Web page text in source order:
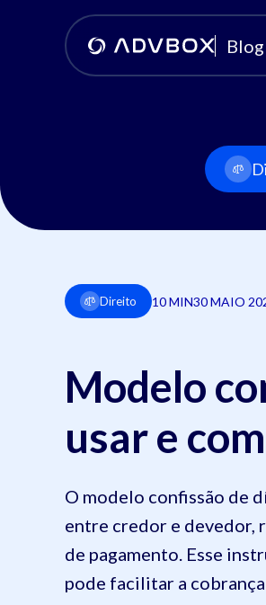
Blog
Direito 10 MIN30 MAIO
Modelo
usar e
O modelo confissão de
entre credor e devedor,
de pagamento. Esse
pode facilitar a